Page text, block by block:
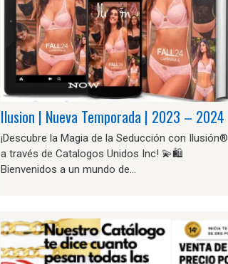
Ilusion | Nueva Temporada | 2023 – 2024
¡Descubre la Magia de la Seducción con Ilusión®️
a través de Catalogos Unidos Inc! 💫🛍️
Bienvenidos a un mundo de…